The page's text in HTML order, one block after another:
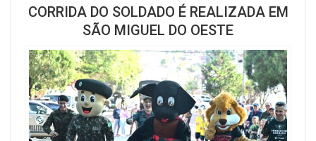
CORRIDA DO SOLDADO É REALIZADA EM
SÃO MIGUEL DO OESTE